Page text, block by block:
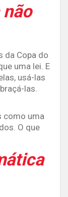
da Copa do
uma lei. E
usá-las
las.
como uma
O que